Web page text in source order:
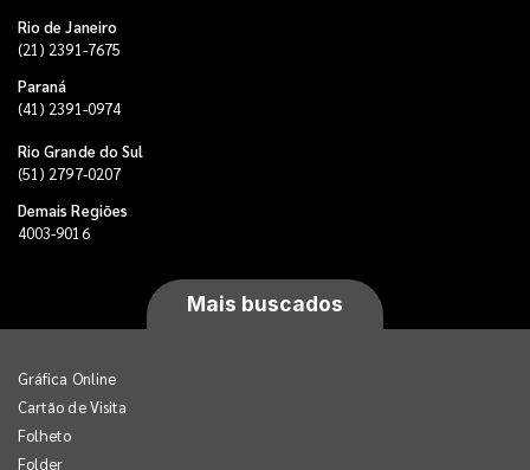
Rio de Janeiro
(21) 2391-7675
Paraná
(41) 2391-0974
Rio Grande do Sul
(51) 2797-0207
Demais Regiões
4003-9016
Mais buscados
Gráfica Online
Cartão de Visita
Folheto
Folder